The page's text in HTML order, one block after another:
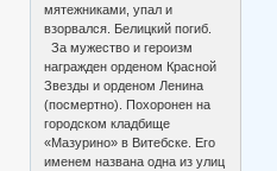
мятежниками, упал и
взорвался. Белицкий погиб.
За мужество и героизм
награжден орденом Красной
Звезды и орденом Ленина
(посмертно). Похоронен на
городском кладбище
«Мазурино» в Витебске. Его
именем названа одна из улиц